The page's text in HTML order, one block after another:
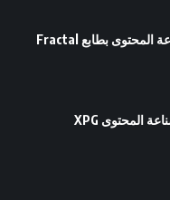
تجميعة ألعاب وصناعة المحتوى بطابع Fractal
تجميعة الألعاب و صناعة المحتوى XPG